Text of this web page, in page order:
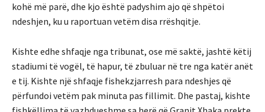
kohë më parë, dhe kjo është padyshim ajo që shpëtoi
ndeshjen, ku u raportuan vetëm disa rrëshqitje.
Kishte edhe shfaqje nga tribunat, ose më saktë, jashtë këtij
stadiumi të vogël, të hapur, të zbuluar në tre nga katër anët
e tij. Kishte një shfaqje fishekzjarresh para ndeshjes që
përfundoi vetëm pak minuta pas fillimit. Dhe pastaj, kishte